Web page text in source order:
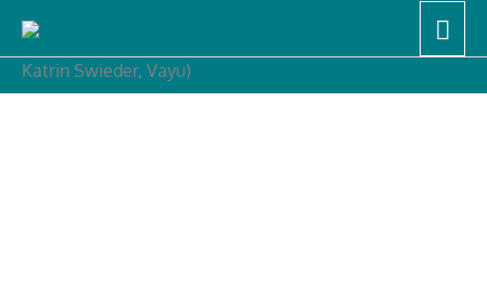
springen
Start
Reisebericht: Cabarete, Dominikanische Republik (von
Katrin Swieder, Vayu)